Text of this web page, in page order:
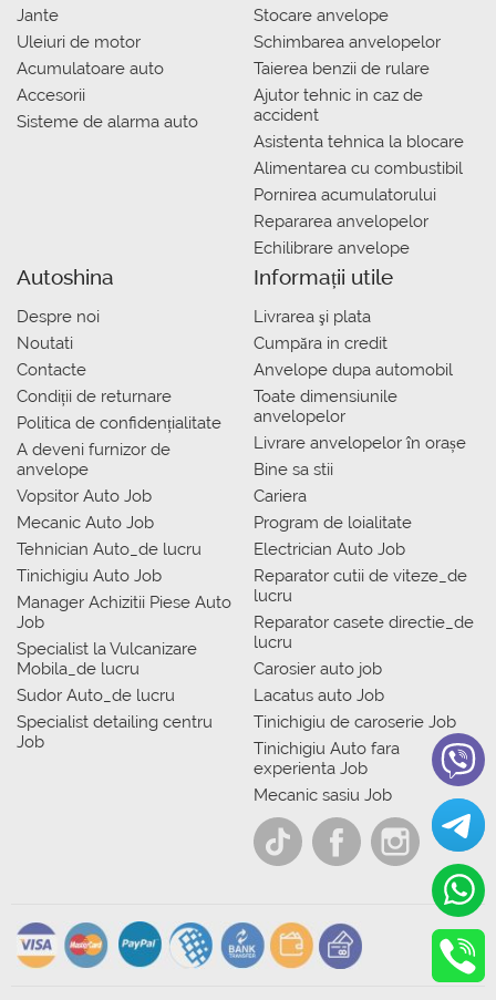
Jante
Uleiuri de motor
Acumulatoare auto
Accesorii
Sisteme de alarma auto
Stocare anvelope
Schimbarea anvelopelor
Taierea benzii de rulare
Ajutor tehnic in caz de
accident
Asistenta tehnica la blocare
Alimentarea cu combustibil
Pornirea acumulatorului
Repararea anvelopelor
Echilibrare anvelope
Autoshina
Despre noi
Noutati
Contacte
Condiții de returnare
Politica de confidențialitate
A deveni furnizor de
anvelope
Vopsitor Auto Job
Mecanic Auto Job
Tehnician Auto_de lucru
Tinichigiu Auto Job
Manager Achizitii Piese Auto
Job
Specialist la Vulcanizare
Mobila_de lucru
Sudor Auto_de lucru
Specialist detailing centru
Job
Informații utile
Livrarea şi plata
Сumpăra in credit
Anvelope dupa automobil
Toate dimensiunile
anvelopelor
Livrare anvelopelor în orașe
Bine sa stii
Cariera
Program de loialitate
Electrician Auto Job
Reparator cutii de viteze_de
lucru
Reparator casete directie_de
lucru
Carosier auto job
Lacatus auto Job
Tinichigiu de caroserie Job
Tinichigiu Auto fara
experienta Job
Mecanic sasiu Job